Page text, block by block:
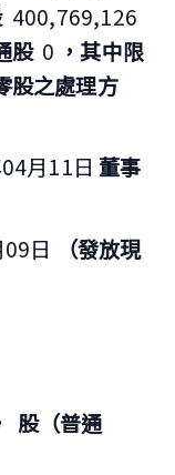
400,769,126
股 0 ，其中限
股之處理方
月11日 董事
日
（發放現
股（普通